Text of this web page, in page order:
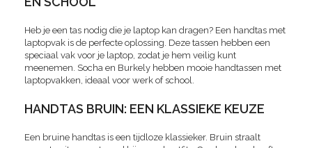
Heb je een tas nodig die je laptop kan dragen? Een handtas met
laptopvak is de perfecte oplossing. Deze tassen hebben een
speciaal vak voor je laptop, zodat je hem veilig kunt
meenemen. Socha en Burkely hebben mooie handtassen met
laptopvakken, ideaal voor werk of school.
HANDTAS BRUIN: EEN KLASSIEKE KEUZE
Een bruine handtas is een tijdloze klassieker. Bruin straalt